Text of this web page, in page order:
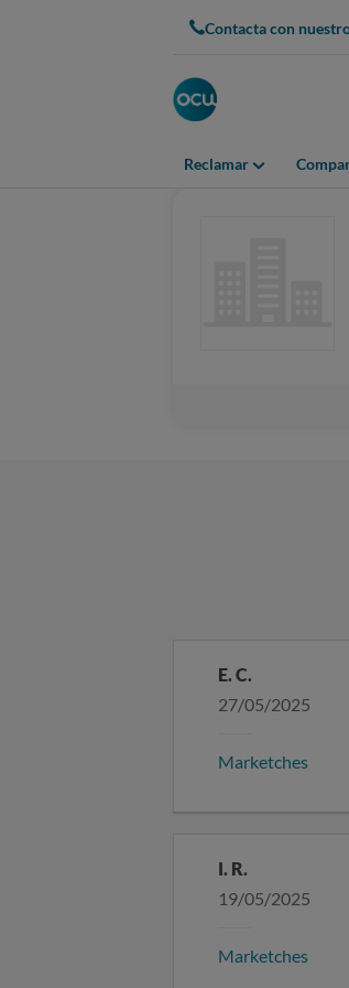
Contacta con
Reclamar
E. C.
27/05/2025
Marketches
I. R.
19/05/2025
Marketches